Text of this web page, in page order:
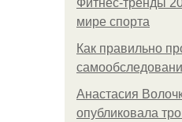
Фитнес-тренды
мире спорта
Как правильно
Анастасия
опубликовала